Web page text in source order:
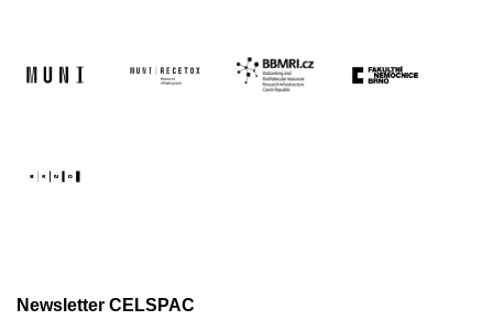
Newsletter CELSPAC